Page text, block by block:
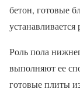
бетон, готовые
устанавливается
Роль пола
выполняют ее
готовые плиты